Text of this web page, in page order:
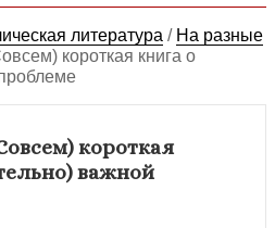
литература / На разные
короткая книга о
короткая
важной